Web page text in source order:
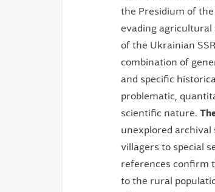
the Presidium of
evading
of the Ukrainian
combination of
and specific
problematic,
scientific nature.
unexplored archival
villagers to special
references confirm
to the rural